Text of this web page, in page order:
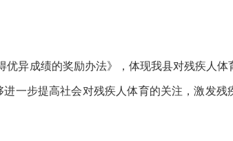
异成绩的奖励办法》，体现我县对残疾人体
一步提高社会对残疾人体育的关注，激发残